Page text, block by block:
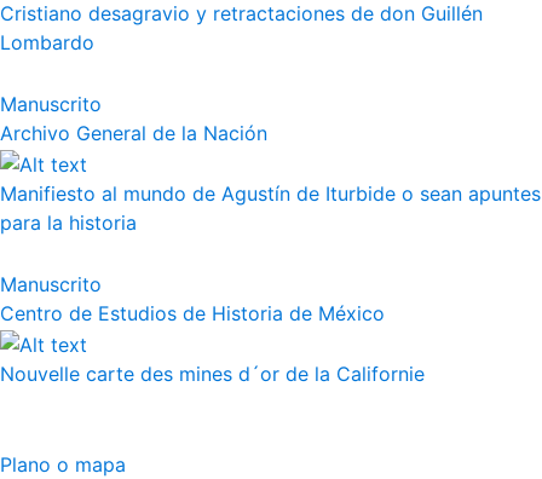
Cristiano desagravio y retractaciones de don Guillén
Lombardo
Manuscrito
Archivo General de la Nación
Manifiesto al mundo de Agustín de Iturbide o sean apuntes
para la historia
Manuscrito
Centro de Estudios de Historia de México
Nouvelle carte des mines d´or de la Californie
Plano o mapa